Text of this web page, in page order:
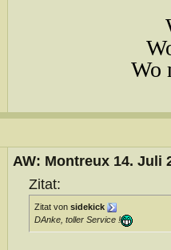
Wo
AW: Montreux 14. Juli
Zitat:
Zitat von sidekick
DAnke, toller Service !